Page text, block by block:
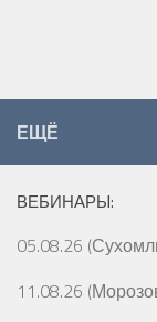
ЕЩЁ
ВЕБИНАРЫ:
05.08.26
11.08.26